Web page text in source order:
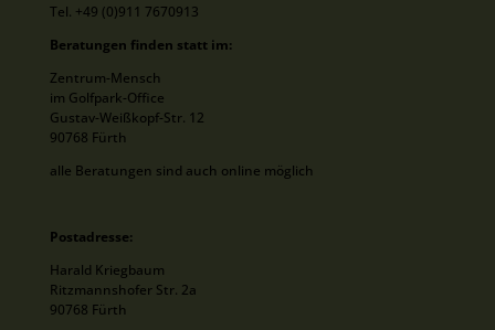
Tel. +49 (0)911 7670913
Beratungen finden statt im:
Zentrum-Mensch
im Golfpark-Office
Gustav-Weißkopf-Str. 12
90768 Fürth
alle Beratungen sind auch online möglich
Postadresse:
Harald Kriegbaum
Ritzmannshofer Str. 2a
90768 Fürth